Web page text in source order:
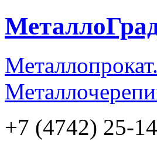
+7 (4742) 25-